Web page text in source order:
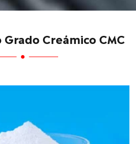
Creámico CMC